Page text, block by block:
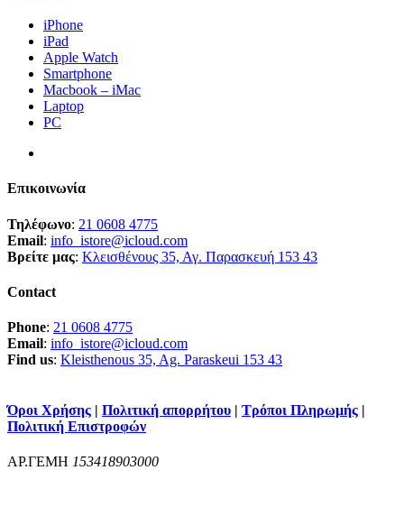
iPhone
iPad
Apple Watch
Smartphone
Macbook – iMac
Laptop
PC
Επικοινωνία
Τηλέφωνο: 21 0608 4775
Email: info_istore@icloud.com
Βρείτε μας: Κλεισθένους 35, Αγ. Παρασκευή 153 43
Contact
Phone: 21 0608 4775
Email: info_istore@icloud.com
Find us: Kleisthenous 35, Ag. Paraskeui 153 43
Όροι Χρήσης | Πολιτική απορρήτου | Τρόποι Πληρωμής |
Πολιτική Επιστροφών
ΑΡ.ΓΕΜΗ 153418903000